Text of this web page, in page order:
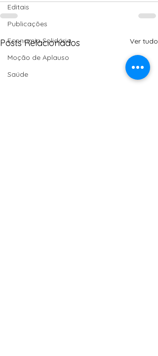
Editais
Publicações
Economia Solidária
Moção de Aplauso
Saúde
Posts Relacionados Ver tudo